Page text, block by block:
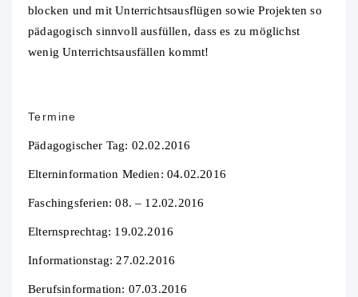
blocken und mit Unterrichtsausflügen sowie Projekten so
pädagogisch sinnvoll ausfüllen, dass es zu möglichst
wenig Unterrichtsausfällen kommt!
Termine
Pädagogischer Tag: 02.02.2016
Elterninformation Medien: 04.02.2016
Faschingsferien: 08. – 12.02.2016
Elternsprechtag: 19.02.2016
Informationstag: 27.02.2016
Berufsinformation: 07.03.2016